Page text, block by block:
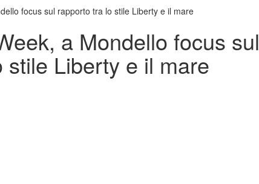
focus sul rapporto tra lo stile Liberty e il mare
a Mondello focus sul
stile Liberty e il mare